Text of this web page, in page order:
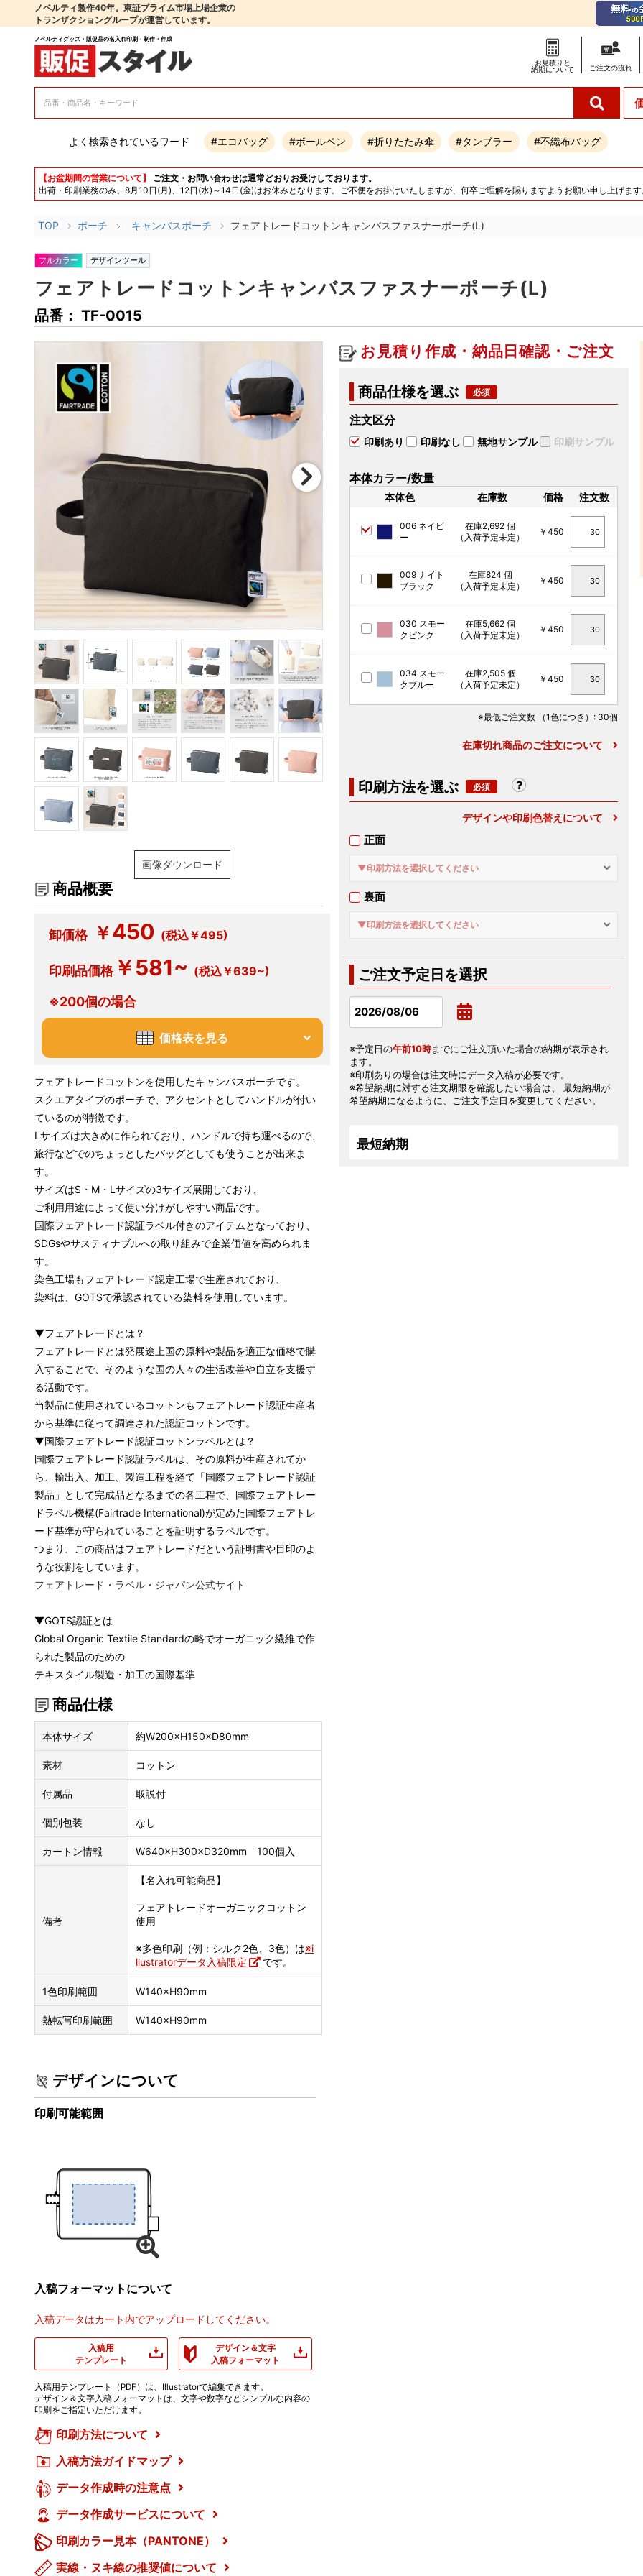
ノベルティ製作40年。東証プライム市場上場企業の
トランザクショングループが運営しています。
ノベルティグッズ・販促品の名入れ印刷・制作・作成
お見積りと
納期について
ご注文の流れ
よく検索されているワード #エコバッグ #ボールペン #折りたたみ傘 #タンブラー #不織布バッグ
【お盆期間の営業について】
ご注文・お問い合わせは通常どおりお受けしております。
出荷・印刷業務のみ、8月10日(月)、12日(水)～14日(金)はお休みとなります。ご不便をお掛けいたしますが、何卒ご理解を賜りますようお願い申し上げま
TOP ポーチ キャンバスポーチ フェアトレードコットンキャンバスファスナーポーチ(L)
フルカラー デザインツール
フェアトレードコットンキャンバスファスナーポーチ(L)
品番： TF-0015
画像ダウンロード
商品概要
卸価格 ￥450 (税込￥495)
印刷品価格￥581~ (税込￥639~)
※200個の場合
価格表を見る
フェアトレードコットンを使用したキャンバスポーチです。
スクエアタイプのポーチで、アクセントとしてハンドルが付い
ているのが特徴です。
Lサイズは大きめに作られており、ハンドルで持ち運べるので、
旅行などでのちょっとしたバッグとしても使うことが出来ま
す。
サイズはS・M・Lサイズの3サイズ展開しており、
ご利用用途によって使い分けがしやすい商品です。
国際フェアトレード認証ラベル付きのアイテムとなっており、
SDGsやサスティナブルへの取り組みで企業価値を高められま
す。
染色工場もフェアトレード認定工場で生産されており、
染料は、GOTSで承認されている染料を使用しています。
▼フェアトレードとは？
フェアトレードとは発展途上国の原料や製品を適正な価格で購
入することで、そのような国の人々の生活改善や自立を支援す
る活動です。
当製品に使用されているコットンもフェアトレード認証生産者
から基準に従って調達された認証コットンです。
▼国際フェアトレード認証コットンラベルとは？
国際フェアトレード認証ラベルは、その原料が生産されてか
ら、輸出入、加工、製造工程を経て「国際フェアトレード認証
製品」として完成品となるまでの各工程で、国際フェアトレー
ドラベル機構(Fairtrade International)が定めた国際フェアトレ
ード基準が守られていることを証明するラベルです。
つまり、この商品はフェアトレードだという証明書や目印のよ
うな役割をしています。
フェアトレード・ラベル・ジャパン公式サイト
▼GOTS認証とは
Global Organic Textile Standardの略でオーガニック繊維で作
られた製品のための
テキスタイル製造・加工の国際基準
商品仕様
本体サイズ 約W200×H150×D80mm
素材 コットン
付属品 取説付
個別包装 なし
カートン情報 W640×H300×D320mm 100個入
備考
【名入れ可能商品】
フェアトレードオーガニックコットン
使用
※多色印刷（例：シルク2色、3色）は※i
llustratorデータ入稿限定
です。
1色印刷範囲 W140×H90mm
熱転写印刷範囲 W140×H90mm
デザインについて
印刷可能範囲
入稿フォーマットについて
入稿データはカート内でアップロードしてください。
入稿用
テンプレート
デザイン＆文字
入稿フォーマット
入稿用テンプレート（PDF）は、Illustratorで編集できます。
デザイン＆文字入稿フォーマットは、文字や数字などシンプルな内容の
印刷をご指定いただけます。
印刷方法について
入稿方法ガイドマップ
データ作成時の注意点
データ作成サービスについて
印刷カラー見本（PANTONE）
実線・ヌキ線の推奨値について
お見積り作成・納品日確認・ご注文
商品仕様を選ぶ
注文区分
印刷あり 印刷なし 無地サンプル 印刷サンプル
本体カラー/数量
本体色 在庫数 価格 注文数
006 ネイビ
ー
在庫2,692 個
（入荷予定未定）
￥450
009 ナイト
ブラック
在庫824 個
（入荷予定未定）
￥450
030 スモー
クピンク
在庫5,662 個
（入荷予定未定）
￥450
034 スモー
クブルー
在庫2,505 個
（入荷予定未定）
￥450
※最低ご注文数 （1色につき） : 30個
在庫切れ商品のご注文について
印刷方法を選ぶ
デザインや印刷色替えについて
正面
▼印刷方法を選択してください
裏面
▼印刷方法を選択してください
ご注文予定日を選択
※予定日の午前10時までにご注文頂いた場合の納期が表示され
ます。
※印刷ありの場合は注文時にデータ入稿が必要です。
※希望納期に対する注文期限を確認したい場合は、 最短納期が
希望納期になるように、ご注文予定日を変更してください。
最短納期